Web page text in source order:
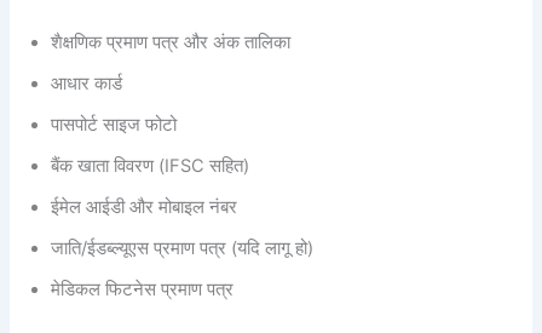
शैक्षणिक प्रमाण पत्र और अंक तालिका
आधार कार्ड
पासपोर्ट साइज फोटो
बैंक खाता विवरण (IFSC सहित)
ईमेल आईडी और मोबाइल नंबर
जाति/ईडब्ल्यूएस प्रमाण पत्र (यदि लागू हो)
मेडिकल फिटनेस प्रमाण पत्र